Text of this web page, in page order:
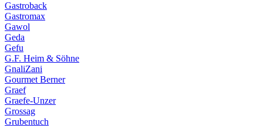
Gastroback
Gastromax
Gawol
Geda
Gefu
G.F. Heim & Söhne
GnaliZani
Gourmet Berner
Graef
Graefe-Unzer
Grossag
Grubentuch